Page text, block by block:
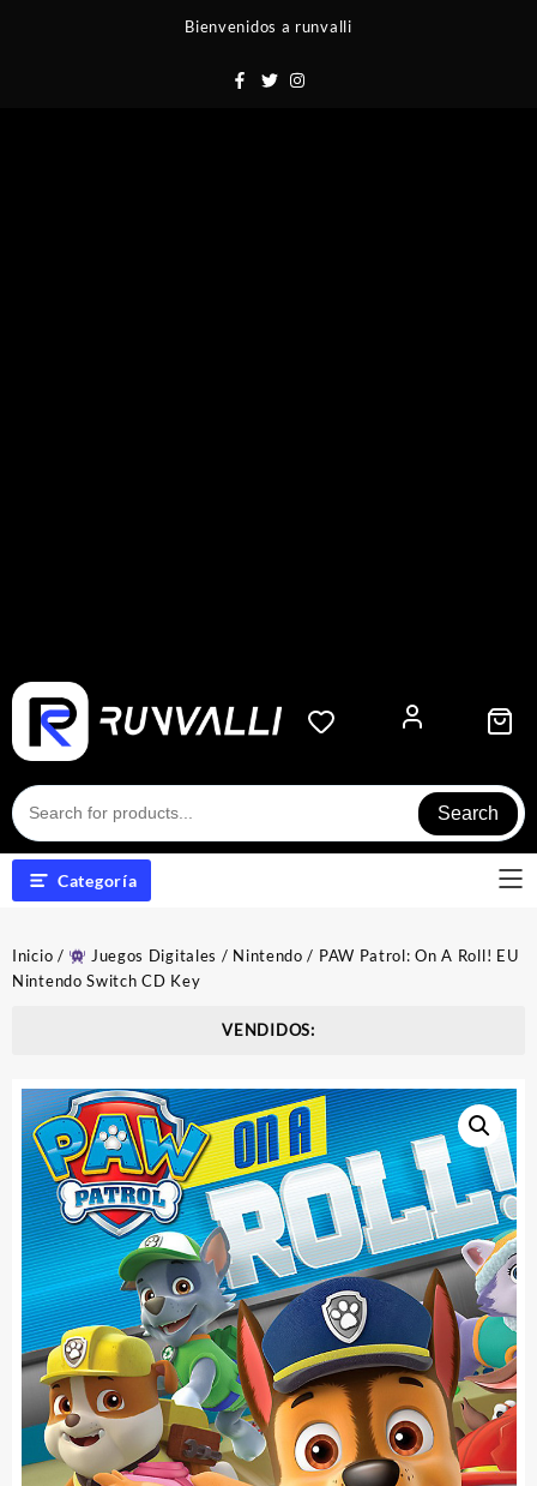
Bienvenidos a runvalli
Search
Categoría
Inicio / Juegos Digitales / Nintendo / PAW Patrol: On A Roll! EU
Nintendo Switch CD Key
VENDIDOS: